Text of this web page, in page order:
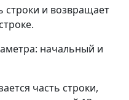
строки и возвращает
начальный и
часть строки,